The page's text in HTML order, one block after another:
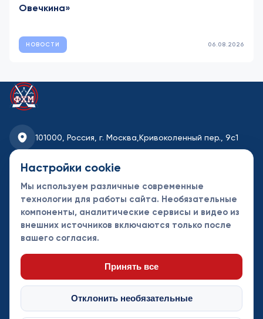
Овечкина»
НОВОСТИ 06.08.2026
101000, Россия, г. Москва, Кривоколенный пер., 9с1
fhmoscow@mail.ru
8-495-621-35-95
Новости
Турниры
Контакты
партнеры
Настройки cookie
Мы используем различные современные
технологии для работы сайта. Необязательные
компоненты, аналитические сервисы и видео из
внешних источников включаются только после
вашего согласия.
Принять все
Отклонить необязательные